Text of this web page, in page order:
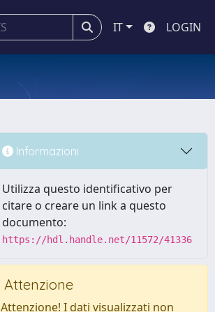
IT LOGIN
Informazioni
Utilizza questo identificativo per
citare o creare un link a questo
documento:
https://hdl.handle.net/11572/41336
Attenzione
Attenzione! I dati visualizzati non